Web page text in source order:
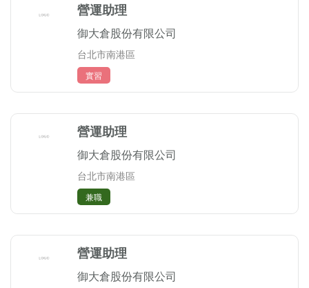
營運助理
御大倉股份有限公司
台北市南港區
實習
營運助理
御大倉股份有限公司
台北市南港區
兼職
營運助理
御大倉股份有限公司